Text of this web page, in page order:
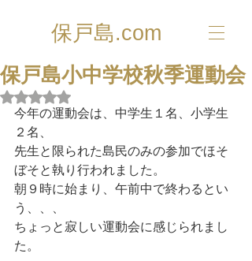
保戸島.com
保戸島小中学校秋季運動会
5つ星のうちNaNと評価されています。
今年の運動会は、中学生１名、小学生
２名、
先生と限られた島民のみの参加でほそ
ぼそと執り行われました。
朝９時に始まり、午前中で終わるとい
う、、、
ちょっと寂しい運動会に感じられまし
た。